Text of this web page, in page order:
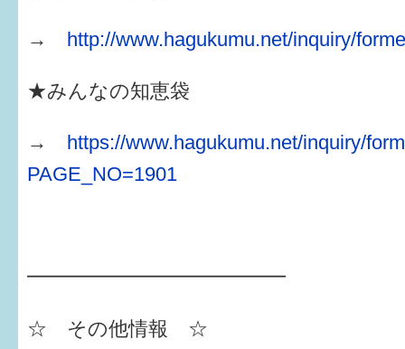
→ http://www.hagukumu.net/inquiry/
★みんなの知恵袋
→ https://www.hagukumu.net/inquiry/
PAGE_NO=1901
━━━━━━━━━━━━━
☆ その他情報 ☆